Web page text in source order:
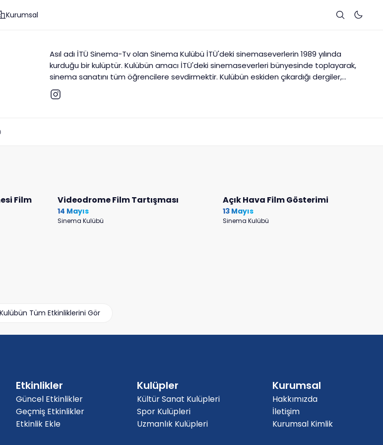
Kurumsal
Asıl adı İTÜ Sinema-Tv olan Sinema Kulübü İTÜ'deki sinemaseverlerin 1989 yılında
kurduğu bir kulüptür. Kulübün amacı İTÜ'deki sinemaseverleri bünyesinde toplayarak,
sinema sanatını tüm öğrencilere sevdirmektir. Kulübün eskiden çıkardığı dergiler,
yaptığı gösterimler, eğitimler ve söyleşilerle günümüze kadar gelmiş ve İTÜ'nün en
aktif ve en köklü kulüplerinden biri olmuştur. Kulüp günümüzde her hafta film
Film
Videodrome Film Tartışması
14 Mayıs
Sinema Kulübü
Açık Hava Film Gösterimi
13 Mayıs
Sinema Kulübü
Kulübün Tüm Etkinliklerini Gör
Etkinlikler
Güncel Etkinlikler
Geçmiş Etkinlikler
Etkinlik Ekle
Kulüpler
Kültür Sanat Kulüpleri
Spor Kulüpleri
Uzmanlık Kulüpleri
Kurumsal
Hakkımızda
İletişim
Kurumsal Kimlik